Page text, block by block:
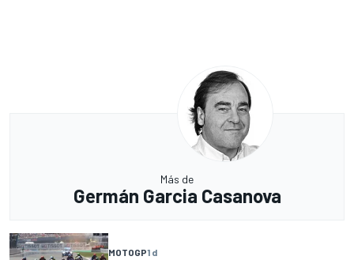
Más de
Germán Garcia Casanova
MOTOGP1 d